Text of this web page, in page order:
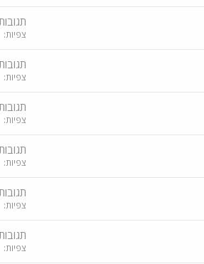
צפיות
צפיות
צפיות
צפיות
צפיות
צפיות